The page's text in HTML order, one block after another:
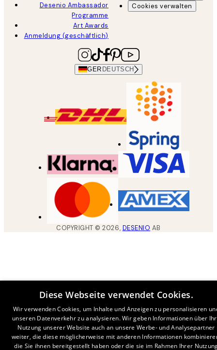
Desenio Ambassador
Programme
Art Awards
Anmeldung (geschäftlich)
Cookies verwalten
GER DEUTSCH
COPYRIGHT ©2026, DESENIO AB
Diese Webseite verwendet Cookies.
Wir verwenden Cookies, um Inhalte und Anzeigen zu personalisieren
unseren Datenverkehr zu analysieren. Wir geben Informationen über
Nutzung unserer Website auch an unsere Werbe- und Analysepartner
weiter, die diese möglicherweise mit anderen Informationen
die Sie ihnen bereitgestellt haben oder die sie im Rahmen Ihrer